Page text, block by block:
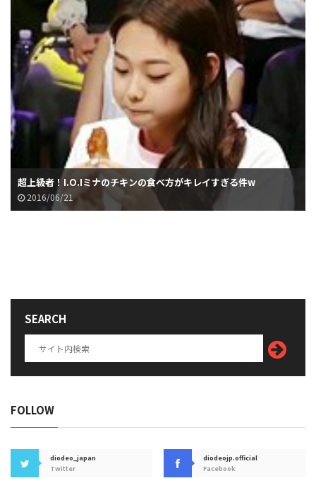
超上級者！I.O.Iミナのチキンの食べ方がキレイすぎる件w
2016/06/21
SEARCH
FOLLOW
diodeo_japan
Twitter
diodeojp.official
Facebook